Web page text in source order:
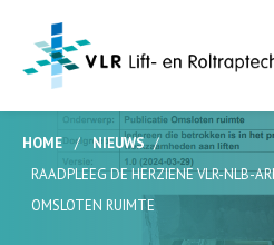
HOME / NIEUWS /
RAADPLEEG DE HERZIENE VLR-NLB-
OMSLOTEN RUIMTE